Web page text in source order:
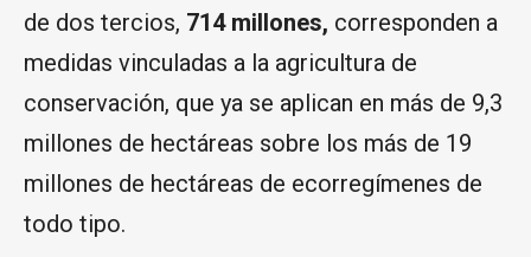
de dos tercios, 714 millones, corresponden a
medidas vinculadas a la agricultura de
conservación, que ya se aplican en más de 9,3
millones de hectáreas sobre los más de 19
millones de hectáreas de ecorregímenes de
todo tipo.